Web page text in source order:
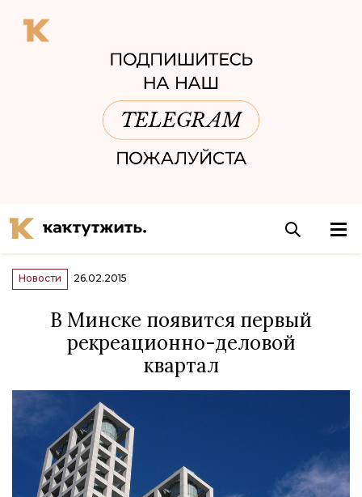
Новости 26.02.2015
В Минске появится первый
рекреационно-деловой
квартал